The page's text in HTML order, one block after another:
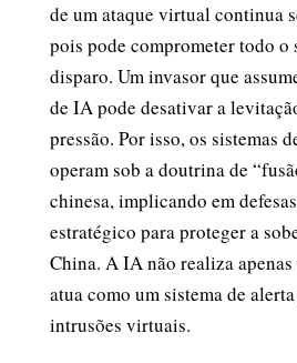
de um ataque virtual continua
pois pode comprometer todo o
disparo. Um invasor que
de IA pode desativar a
pressão. Por isso, os sistemas
operam sob a doutrina de
chinesa, implicando em
estratégico para proteger a
China. A IA não realiza
atua como um sistema de
intrusões virtuais.